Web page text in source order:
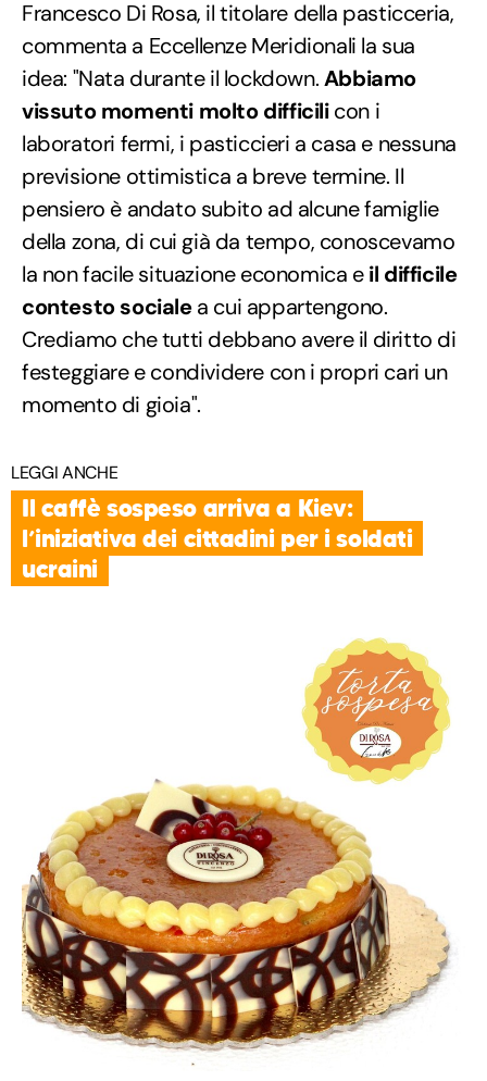
Francesco Di Rosa, il titolare della pasticceria,
commenta a Eccellenze Meridionali la sua
idea: "Nata durante il lockdown.Abbiamo
vissuto momenti molto difficilicon i
laboratori fermi, i pasticcieri a casa e nessuna
previsione ottimistica a breve termine. Il
pensiero è andato subito ad alcune famiglie
della zona, di cui già da tempo, conoscevamo
la non facile situazione economica eil difficile
contesto socialea cui appartengono.
Crediamo che tutti debbano avere il diritto di
festeggiare e condividere con i propri cari un
momento di gioia".
LEGGI ANCHE
Il caffè sospeso arriva a Kiev:
l’iniziativa dei cittadini per i soldati
ucraini